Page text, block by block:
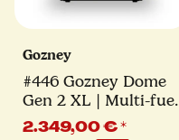
Gozney
#446 Gozney Dome
Gen 2 XL | Multi-fuel
Pizzaofen | creme
2.349,00 €*